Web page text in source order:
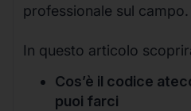
professionale sul campo.
In questo articolo
Cos’è il codice
puoi farci